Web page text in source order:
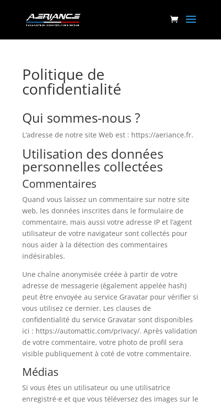
Politique de
confidentialité
Qui sommes-nous ?
L’adresse de notre site Web est : https://aeriance.fr.
Utilisation des données
personnelles collectées
Commentaires
Quand vous laissez un commentaire sur notre site
web, les données inscrites dans le formulaire de
commentaire, mais aussi votre adresse IP et l’agent
utilisateur de votre navigateur sont collectés pour
nous aider à la détection des commentaires
indésirables.
Une chaîne anonymisée créée à partir de votre
adresse de messagerie (également appelée hash)
peut être envoyée au service Gravatar pour vérifier si
vous utilisez ce dernier. Les clauses de
confidentialité du service Gravatar sont disponibles
ici : https://automattic.com/privacy/. Après validation
de votre commentaire, votre photo de profil sera
visible publiquement à coté de votre commentaire.
Médias
Si vous êtes un utilisateur ou une utilisatrice
enregistré·e et que vous téléversez des images sur le